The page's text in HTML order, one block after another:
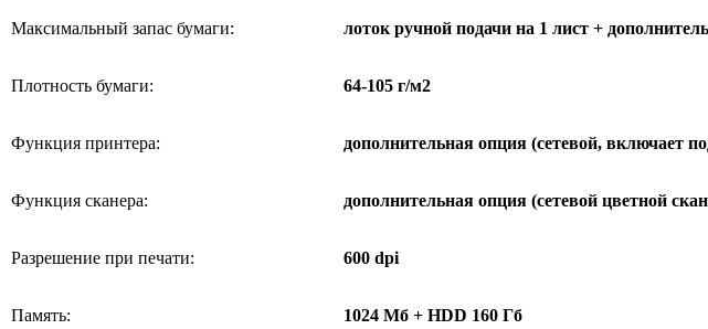
Максимальный запас бумаги: лоток ручной подачи на 1 лист +
Плотность бумаги: 64-105 г/м2
Функция принтера: дополнительная опция (сетевой, включает
Функция сканера: дополнительная опция (сетевой цветной
Разрешение при печати: 600 dpi
Память: 1024 Мб + HDD 160 Гб